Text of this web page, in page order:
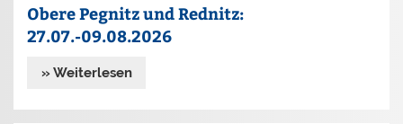
Obere Pegnitz und Rednitz:
27.07.-09.08.2026
» Weiterlesen